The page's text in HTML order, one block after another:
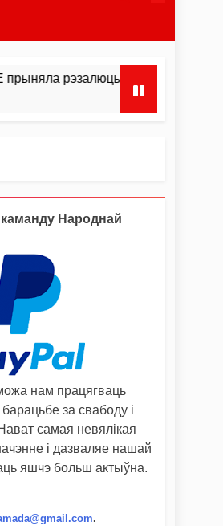
па Беларусі з
Народнай
нам працягваць
за свабоду і
самая невялікая
і дазваляе нашай
яшчэ больш актыўна.
.